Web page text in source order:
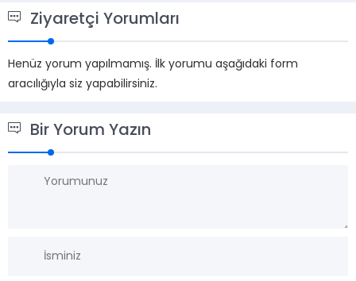
Ziyaretçi Yorumları
Henüz yorum yapılmamış. İlk yorumu aşağıdaki form
aracılığıyla siz yapabilirsiniz.
Bir Yorum Yazın